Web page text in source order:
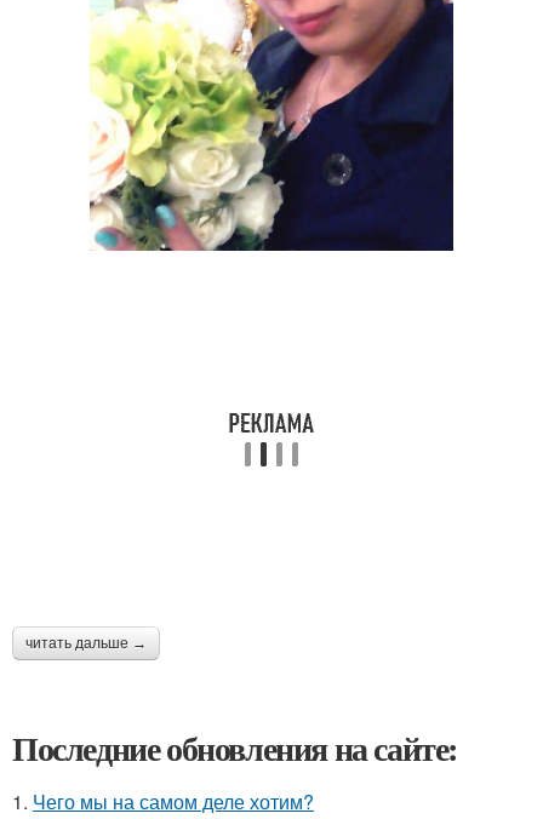
читать дальше →
Последние обновления на сайте:
1. Чего мы на самом деле хотим?